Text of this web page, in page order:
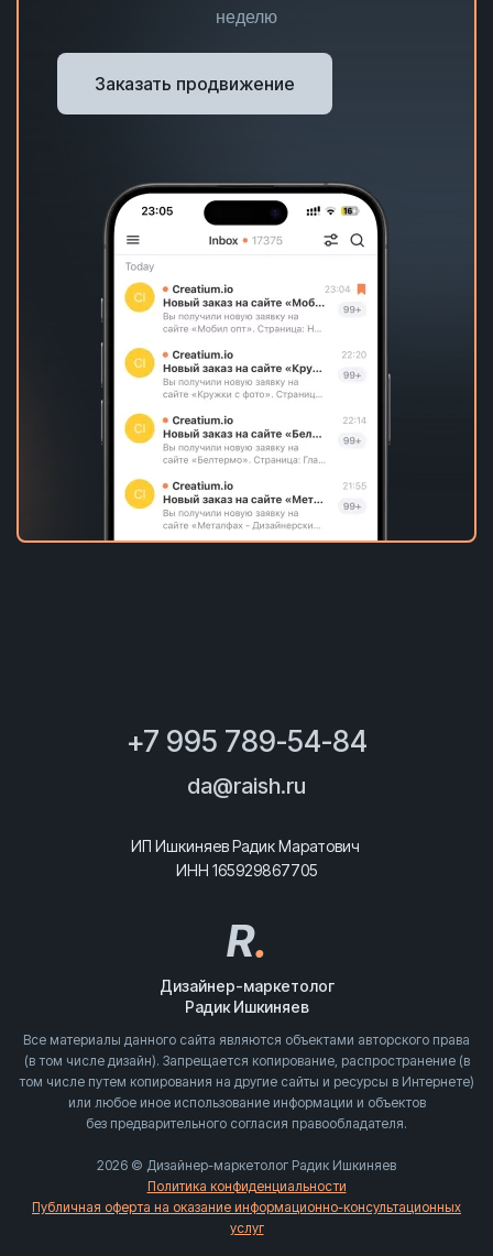
неделю
Заказать продвижение
+7 995 789-54-84
da@raish.ru
ИП Ишкиняев Радик Маратович
ИНН 165929867705
R.
Дизайнер-маркетолог
Радик Ишкиняев
Все материалы данного сайта являются объектами авторского права
(в том числе дизайн). Запрещается копирование, распространение (в
том числе путем копирования на другие сайты и ресурсы в Интернете)
или любое иное использование информации и объектов
без предварительного согласия правообладателя.
2026 © Дизайнер-маркетолог Радик Ишкиняев
Политика конфиденциальности
Публичная оферта на оказание информационно-консультационных
услуг